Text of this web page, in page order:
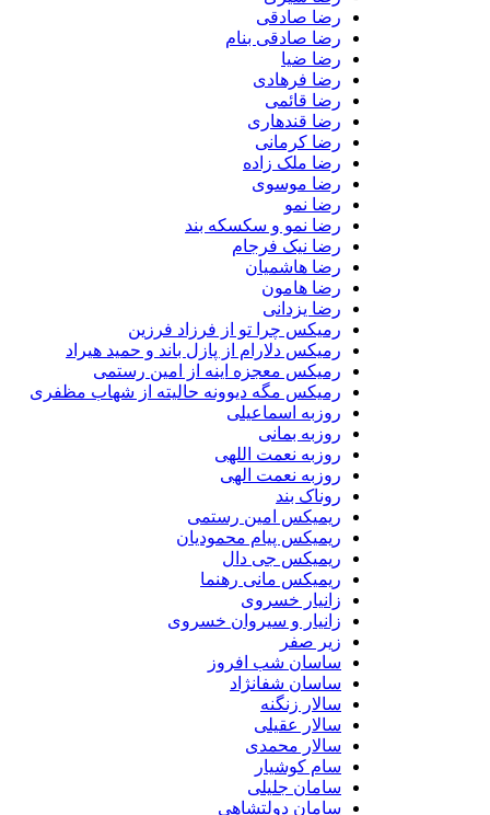
رضا صادقی
رضا صادقی بنام
رضا ضیا
رضا فرهادی
رضا قائمی
رضا قندهاری
رضا کرمانی
رضا ملک زاده
رضا موسوی
رضا نمو
رضا نمو و سکسکه بند
رضا نیک فرجام
رضا هاشمیان
رضا هامون
رضا یزدانی
رمیکس چرا تو از فرزاد فرزین
رمیکس دلارام از پازل باند و حمید هیراد
رمیکس معجزه اینه از امین رستمی
رمیکس مگه دیوونه حالیته از شهاب مظفری
روزبه اسماعیلی
روزبه بمانی
روزبه نعمت اللهی
روزبه نعمت الهی
روناک بند
ریمیکس امین رستمی
ریمیکس پیام محمودیان
ریمیکس جی دال
ریمیکس مانی رهنما
زانیار خسروی
زانیار و سیروان خسروی
زیر صفر
ساسان شب افروز
ساسان شفانژاد
سالار زنگنه
سالار عقیلی
سالار محمدی
سام کوشیار
سامان جلیلی
سامان دولتشاهی